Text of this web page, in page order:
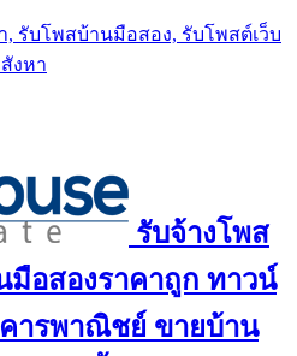
, รับโพสบ้านมือสอง, รับโพสต์เว็บ
งหา
รับจ้างโพส
มือสองราคาถูก ทาวน์
ารพาณิชย์ ขายบ้าน